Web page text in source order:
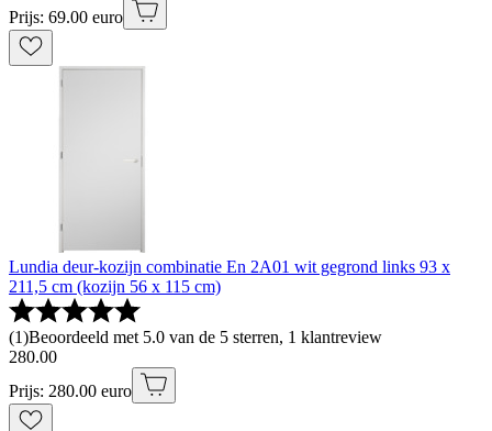
Prijs: 69.00 euro
Lundia deur-kozijn combinatie En 2A01 wit gegrond links 93 x
211,5 cm (kozijn 56 x 115 cm)
(1)Beoordeeld met 5.0 van de 5 sterren, 1 klantreview
280.00
Prijs: 280.00 euro